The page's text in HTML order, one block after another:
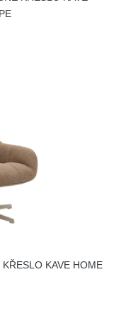
KAVE HOME